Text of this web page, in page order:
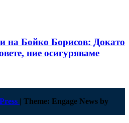
на Бойко Борисов: Докато
ние осигуряваме
| Theme: Engage News by